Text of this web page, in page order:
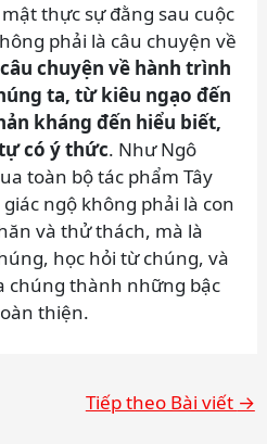
thực sự đằng sau cuộc
phải là câu chuyện về
chuyện về hành trình
ta, từ kiêu ngạo đến
kháng đến hiểu biết,
có ý thức. Như Ngô
toàn bộ tác phẩm Tây
ngộ không phải là con
và thử thách, mà là
học hỏi từ chúng, và
chúng thành những bậc
thiện.
Tiếp theo Bài viết →